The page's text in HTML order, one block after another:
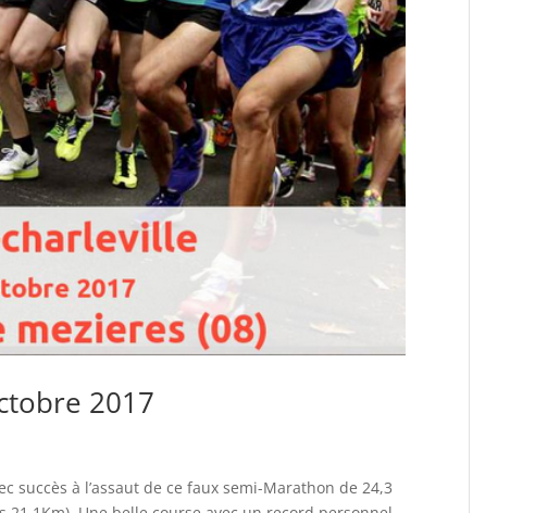
2017
succès à l’assaut de ce faux semi-Marathon de 24,3